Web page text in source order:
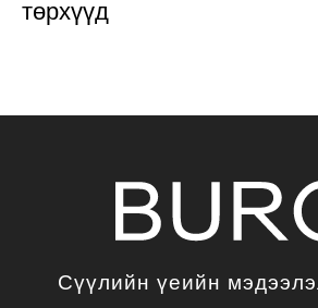
төрхүүд
Сүүлийн үеийн